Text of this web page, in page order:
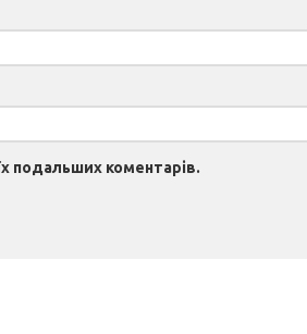
подальших коментарів.